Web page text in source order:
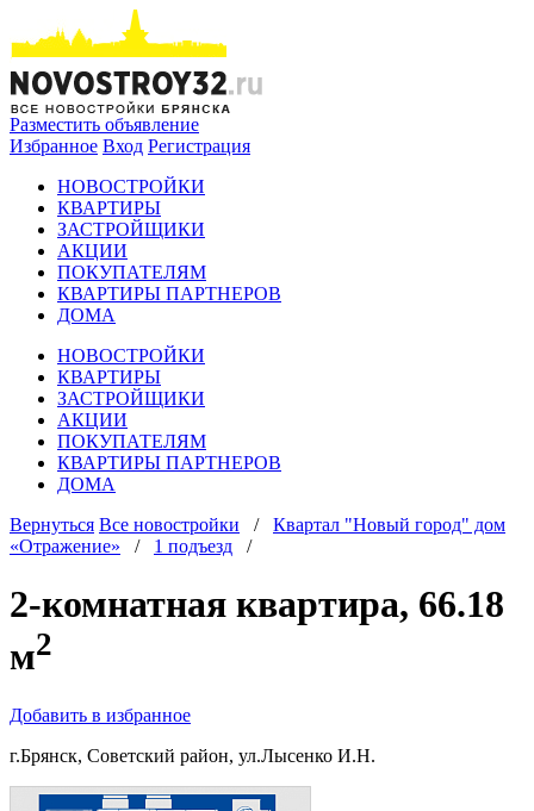
Разместить объявление
Избранное Вход Регистрация
НОВОСТРОЙКИ
КВАРТИРЫ
ЗАСТРОЙЩИКИ
АКЦИИ
ПОКУПАТЕЛЯМ
КВАРТИРЫ ПАРТНЕРОВ
ДОМА
НОВОСТРОЙКИ
КВАРТИРЫ
ЗАСТРОЙЩИКИ
АКЦИИ
ПОКУПАТЕЛЯМ
КВАРТИРЫ ПАРТНЕРОВ
ДОМА
Вернуться Все новостройки /
Квартал "Новый город" дом
«Отражение»
/ 1 подъезд /
2-комнатная квартира, 66.18
м2
Добавить в избранное
г.Брянск, Советский район, ул.Лысенко И.Н.